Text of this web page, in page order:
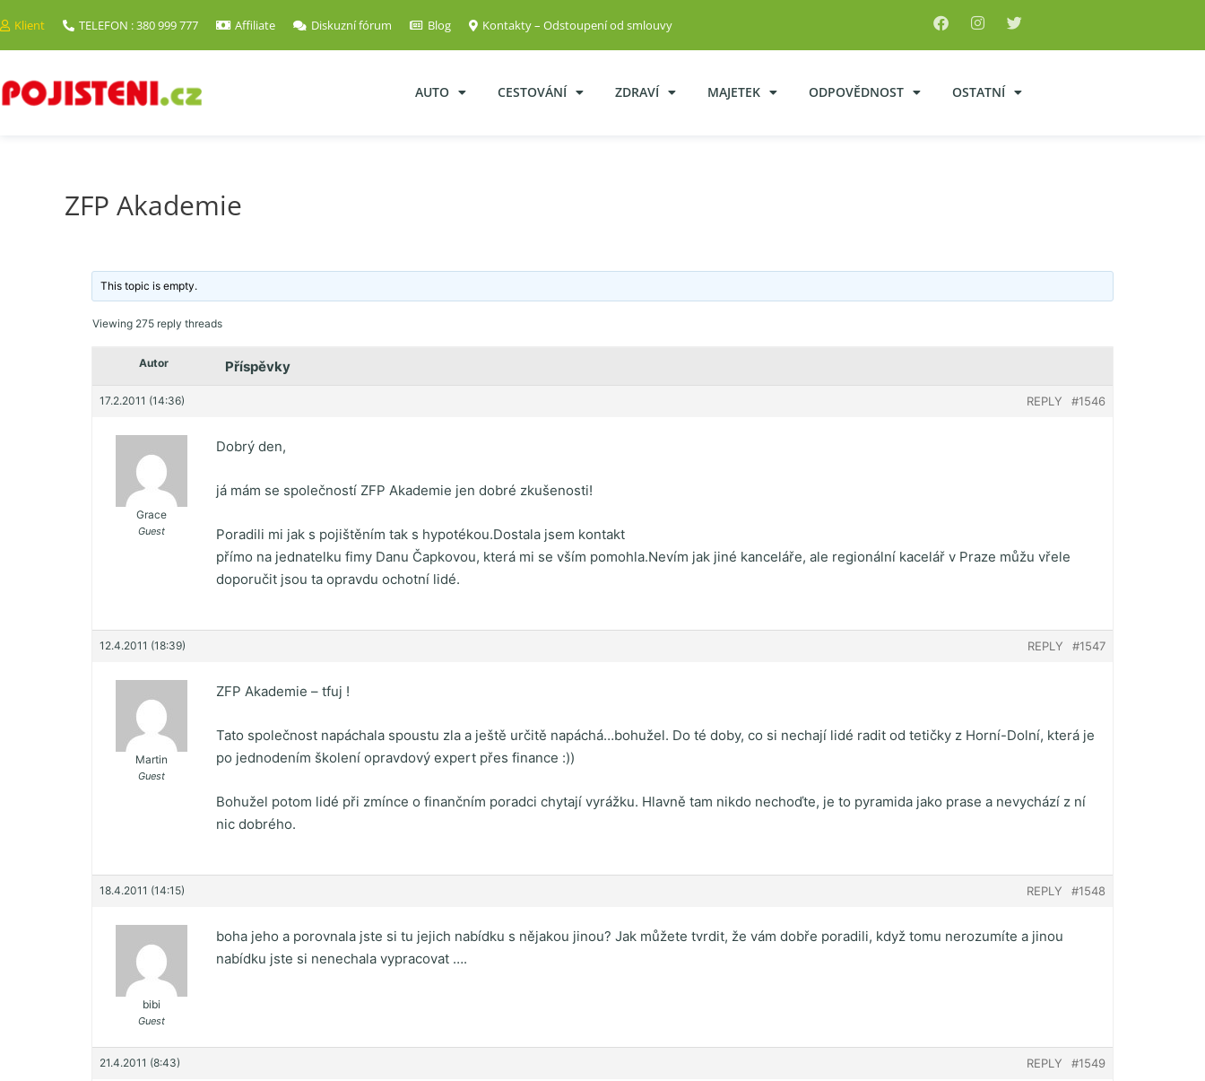
Klient TELEFON : 380 999 777 Affiliate Diskuzní fórum Blog Kontakty – Odstoupení od smlouvy
AUTO CESTOVÁNÍ ZDRAVÍ MAJETEK ODPOVĚDNOST OSTATNÍ
ZFP Akademie
This topic is empty.
Viewing 275 reply threads
Autor Příspěvky
17.2.2011 (14:36) #1546
REPLY
Grace
Guest
Dobrý den,
já mám se společností ZFP Akademie jen dobré zkušenosti!
Poradili mi jak s pojištěním tak s hypotékou.Dostala jsem kontakt
přímo na jednatelku fimy Danu Čapkovou, která mi se vším pomohla.Nevím jak jiné kanceláře, ale regionální kacelář v Praze můžu vřele
doporučit jsou ta opravdu ochotní lidé.
12.4.2011 (18:39) #1547
REPLY
Martin
Guest
ZFP Akademie – tfuj !
Tato společnost napáchala spoustu zla a ještě určitě napáchá…bohužel. Do té doby, co si nechají lidé radit od tetičky z Horní-Dolní, která je
po jednodením školení opravdový expert přes finance :))
Bohužel potom lidé při zmínce o finančním poradci chytají vyrážku. Hlavně tam nikdo nechoďte, je to pyramida jako prase a nevychází z ní
nic dobrého.
18.4.2011 (14:15) #1548
REPLY
bibi
Guest
boha jeho a porovnala jste si tu jejich nabídku s nějakou jinou? Jak můžete tvrdit, že vám dobře poradili, když tomu nerozumíte a jinou
nabídku jste si nenechala vypracovat ….
21.4.2011 (8:43) #1549
REPLY